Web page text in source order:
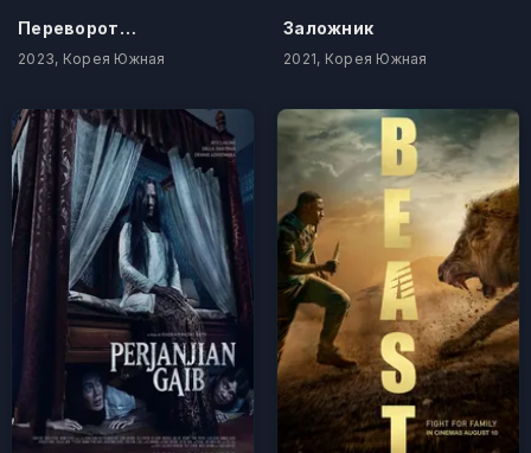
Переворот 12.12
2023, Корея Южная
Заложник
2021, Корея Южная